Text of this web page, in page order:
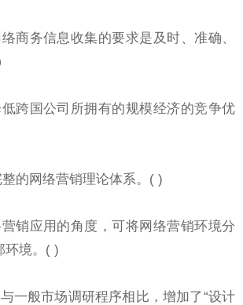
商务信息收集的要求是及时、准确、
跨国公司所拥有的规模经济的竞争优
的网络营销理论体系。( )
销应用的角度，可将网络营销环境分
环境。( )
一般市场调研程序相比，增加了“设计